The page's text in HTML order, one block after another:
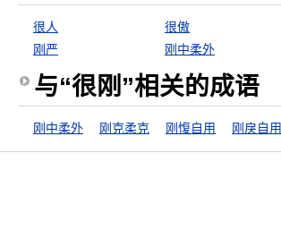
很人 很傲
刚严
刚中柔外
与“很刚”相关的成语
刚中柔外 刚克柔克 刚愎自用 刚戾自用